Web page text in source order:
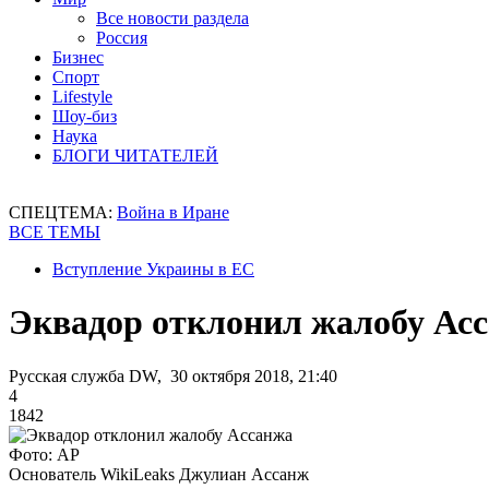
Все новости раздела
Россия
Бизнес
Спорт
Lifestyle
Шоу-биз
Наука
БЛОГИ ЧИТАТЕЛЕЙ
СПЕЦТЕМА: Война в Иране
ВСЕ ТЕМЫ
Вступление Украины в ЕС
Эквадор отклонил жалобу
Русская служба DW, 30 октября 2018, 21:40
4
1842
Фото: AP
Основатель WikiLeaks Джулиан Ассанж